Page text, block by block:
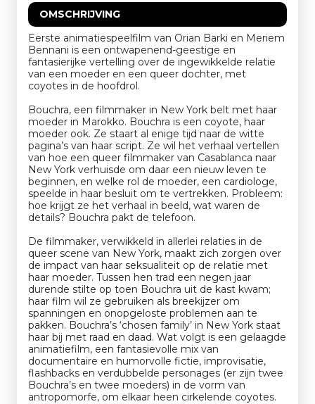
OMSCHRIJVING
Eerste animatiespeelfilm van Orian Barki en Meriem
Bennani is een ontwapenend-geestige en
fantasierijke vertelling over de ingewikkelde relatie
van een moeder en een queer dochter, met
coyotes in de hoofdrol.
Bouchra, een filmmaker in New York belt met haar
moeder in Marokko. Bouchra is een coyote, haar
moeder ook. Ze staart al enige tijd naar de witte
pagina’s van haar script. Ze wil het verhaal vertellen
van hoe een queer filmmaker van Casablanca naar
New York verhuisde om daar een nieuw leven te
beginnen, en welke rol de moeder, een cardiologe,
speelde in haar besluit om te vertrekken. Probleem:
hoe krijgt ze het verhaal in beeld, wat waren de
details? Bouchra pakt de telefoon.
De filmmaker, verwikkeld in allerlei relaties in de
queer scene van New York, maakt zich zorgen over
de impact van haar seksualiteit op de relatie met
haar moeder. Tussen hen trad een negen jaar
durende stilte op toen Bouchra uit de kast kwam;
haar film wil ze gebruiken als breekijzer om
spanningen en onopgeloste problemen aan te
pakken. Bouchra’s ‘chosen family’ in New York staat
haar bij met raad en daad. Wat volgt is een gelaagde
animatiefilm, een fantasievolle mix van
documentaire en humorvolle fictie, improvisatie,
flashbacks en verdubbelde personages (er zijn twee
Bouchra’s en twee moeders) in de vorm van
antropomorfe, om elkaar heen cirkelende coyotes.